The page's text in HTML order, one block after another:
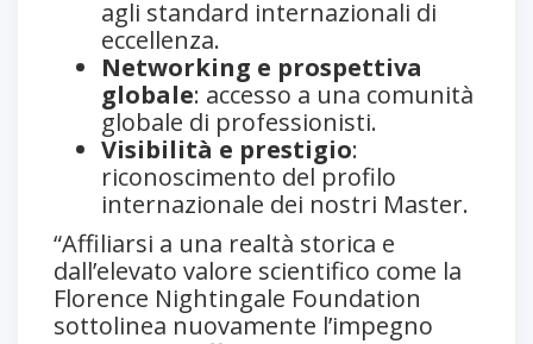
agli standard internazionali di
eccellenza.
Networking e prospettiva
globale: accesso a una comunità
globale di professionisti.
Visibilità e prestigio:
riconoscimento del profilo
internazionale dei nostri Master.
“Affiliarsi a una realtà storica e
dall’elevato valore scientifico come la
Florence Nightingale Foundation
sottolinea nuovamente l’impegno